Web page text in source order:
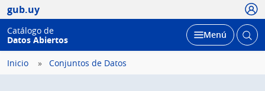
gub.uy
Catálogo de
Datos Abiertos
Desplegar
Menú Abrir
Inicio Conjuntos de Datos